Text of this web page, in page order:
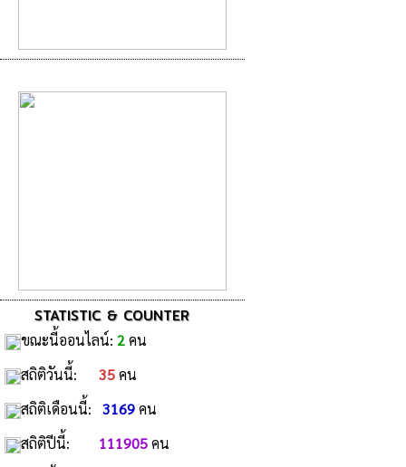
STATISTIC & COUNTER
ขณะนี้ออนไลน์: 2คน
สถิติวันนี้: 35คน
สถิติเดือนนี้: 3169คน
สถิติปีนี้: 111905คน